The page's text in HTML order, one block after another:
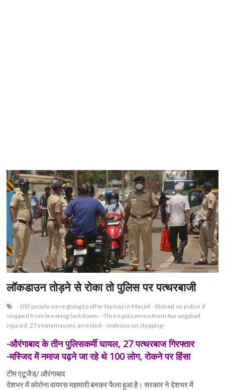
लॉकडाउन तोड़ने से रोका तो पुलिस पर पत्थरबाजी
-100 people were going to offer Namaz in Masjid -Stoned on police if
stopped from breaking lockdown- -Three policemen from Aurangabad
injured 27 stonemasons arrested- violence on stopping-
-औरंगाबाद के तीन पुलिसकर्मी घायल, 27 पत्थरबाज गिरफ्तार
-मस्जिद में नमाज पढ़ने जा रहे थे 100 लोग, रोकने पर हिंसा
टीम एटूजैड/ औरंगाबाद
देशभर में कोरोना वायरस महामारी बनकर फैला हुआ है। सरकार ने देशभर में